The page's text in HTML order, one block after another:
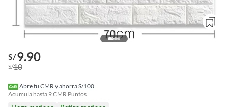
S/9.90
S/10
Abre tu CMR y ahorra S/100
Acumula hasta 9CMR Puntos
e
r